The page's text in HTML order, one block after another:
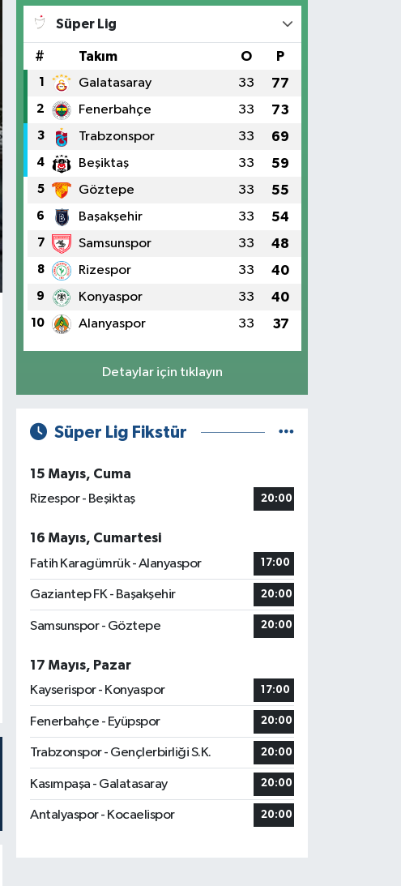
Süper Lig
# Takım O P
1 Galatasaray 33 77
2 Fenerbahçe 33 73
3 Trabzonspor 33 69
4 Beşiktaş 33 59
5 Göztepe 33 55
6 Başakşehir 33 54
7 Samsunspor 33 48
8 Rizespor 33 40
9 Konyaspor 33 40
10 Alanyaspor 33 37
Detaylar için tıklayın
Süper Lig Fikstür
15 Mayıs, Cuma
Rizespor - Beşiktaş
20:00
16 Mayıs, Cumartesi
Fatih Karagümrük - Alanyaspor
17:00
Gaziantep FK - Başakşehir 20:00
Samsunspor - Göztepe 20:00
17 Mayıs, Pazar
Kayserispor - Konyaspor
17:00
Fenerbahçe - Eyüpspor 20:00
Trabzonspor - Gençlerbirliği S.K. 20:00
Kasımpaşa - Galatasaray 20:00
Antalyaspor - Kocaelispor 20:00